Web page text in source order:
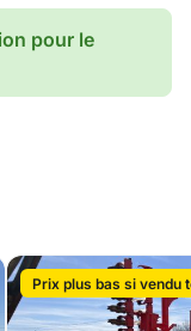
pour le
Prix plus bas si vendu